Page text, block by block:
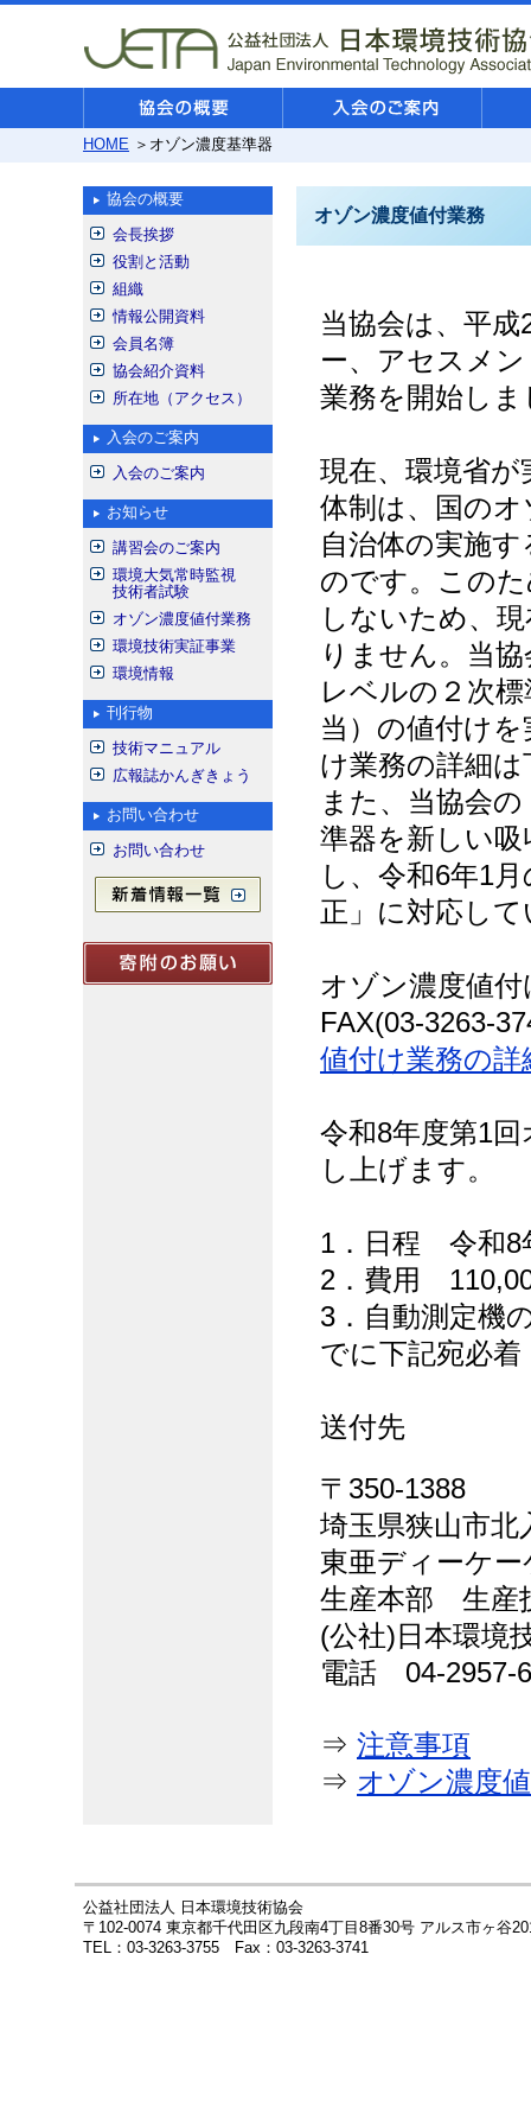
HOME ＞オゾン濃度基準器
オゾン濃度値付業務
当協会は、平
ー、アセスメ
業務を開始しま
現在、環境省
体制は、国の
自治体の実施
のです。この
しないため、
りません。当
レベルの２次
当）の値付け
け業務の詳細
また、当協会
準器を新しい
し、令和6年1
正」に対応し
オゾン濃度値
FAX(03-3263-
値付け業務の詳
令和8年度第1
し上げます。
1．日程 令和8
2．費用
3．自動測定機
でに下記宛必着
送付先
〒350-1388
埼玉県狭山市北
東亜ディーケ
生産本部 生産
(公社) 日本環
電話 04-
⇒ 注意事項
⇒ オゾン濃度
協会の概要
会長挨拶
役割と活動
組織
情報公開資料
会員名簿
協会紹介資料
所在地（アクセス）
入会のご案内
入会のご案内
お知らせ
講習会のご案内
環境大気常時監視
技術者試験
オゾン濃度値付業務
環境技術実証事業
環境情報
刊行物
技術マニュアル
広報誌かんぎきょう
お問い合わせ
お問い合わせ
公益社団法人 日本環境技術協会
〒102-0074 東京都千代田区九段南4丁目8番30号 アルス市ヶ谷
TEL：03-3263-3755 Fax：03-3263-3741